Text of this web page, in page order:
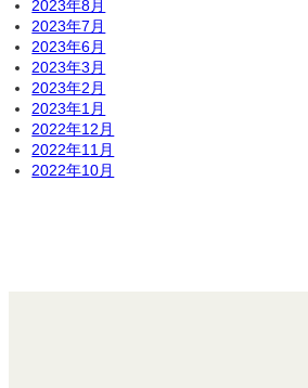
2023年8月
2023年7月
2023年6月
2023年3月
2023年2月
2023年1月
2022年12月
2022年11月
2022年10月